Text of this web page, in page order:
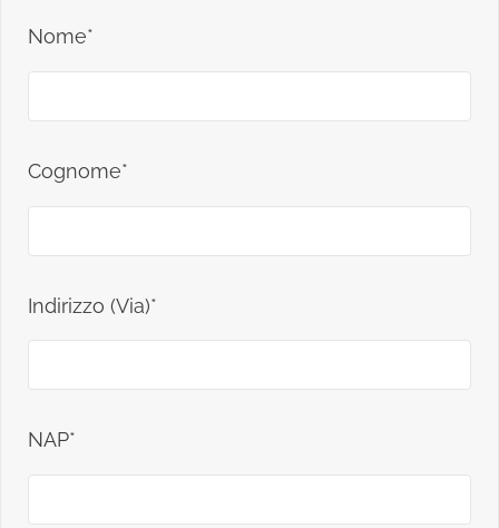
Nome*
Cognome*
Indirizzo (Via)*
NAP*